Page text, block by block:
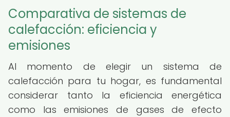
Comparativa de sistemas de
calefacción: eficiencia y
emisiones
Al momento de elegir un sistema de
calefacción para tu hogar, es fundamental
considerar tanto la eficiencia energética
como las emisiones de gases de efecto